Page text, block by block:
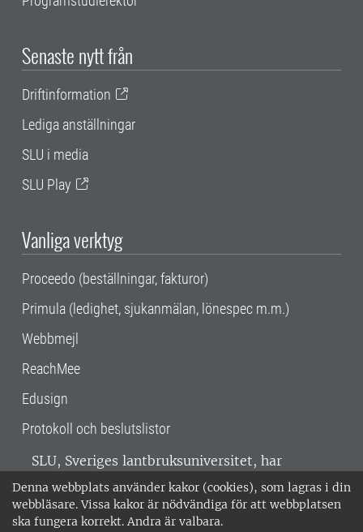
Denna webbplats använder kakor (cookies), som lagras i din
webbläsare. Vissa kakor är nödvändiga för att webbplatsen
ska fungera korrekt. Andra är valbara.
Senaste nytt från
Driftinformation
Lediga anställningar
SLU i media
SLU Play
Vanliga verktyg
Proceedo (beställningar, fakturor)
Primula (ledighet, sjukanmälan, lönespec m.m.)
Webbmejl
ReachMee
Edusign
Protokoll och beslutslistor
SLU, Sveriges lantbruksuniversitet, har
verksamhet över hela Sverige. Huvudorter är
Alnarp, Uppsala och Umeå.SLU är
miljöcertifierat enligt ISO 14001. •